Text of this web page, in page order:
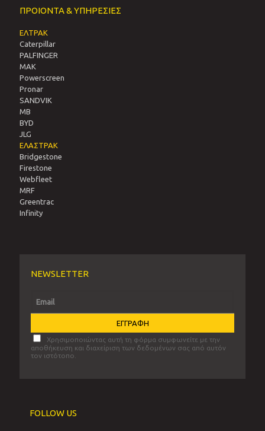
ΠΡΟΙΟΝΤΑ & ΥΠΗΡΕΣΙΕΣ
ΕΛΤΡΑΚ
Caterpillar
PALFINGER
MAK
Powerscreen
Pronar
SANDVIΚ
MB
BYD
JLG
ΕΛΑΣΤΡΑΚ
Bridgestone
Firestone
Webfleet
MRF
Greentrac
Infinity
NEWSLETTER
Χρησιμοποιώντας αυτή τη φόρμα συμφωνείτε με την
αποθήκευση και διαχείριση των δεδομένων σας από αυτόν
τον ιστότοπο.
FOLLOW US